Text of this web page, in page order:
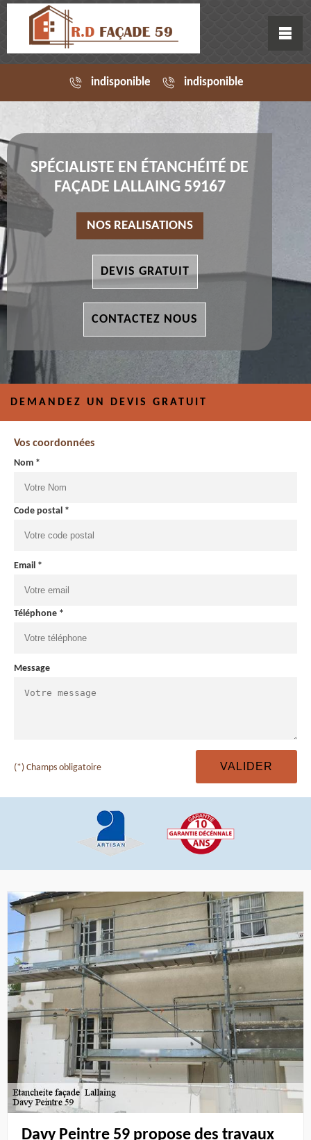
indisponible indisponible
SPÉCIALISTE EN ÉTANCHÉITÉ DE
FAÇADE LALLAING 59167
NOS REALISATIONS
DEVIS GRATUIT
CONTACTEZ NOUS
DEMANDEZ UN DEVIS GRATUIT
Vos coordonnées
Nom *
Code postal *
Email *
Téléphone *
Message
(*) Champs obligatoire
Davy Peintre 59 propose des travaux